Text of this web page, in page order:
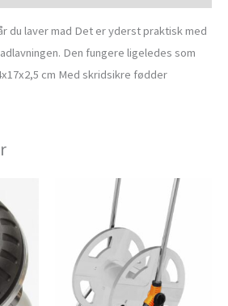
du laver mad Det er yderst praktisk med
Den fungere ligeledes som
cm Med skridsikre fødder